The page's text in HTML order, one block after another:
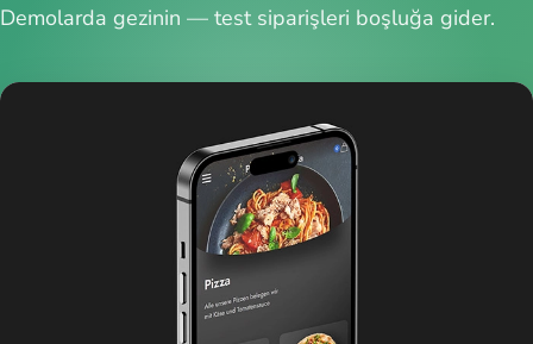
Demolarda gezinin — test siparişleri boşluğa gider.